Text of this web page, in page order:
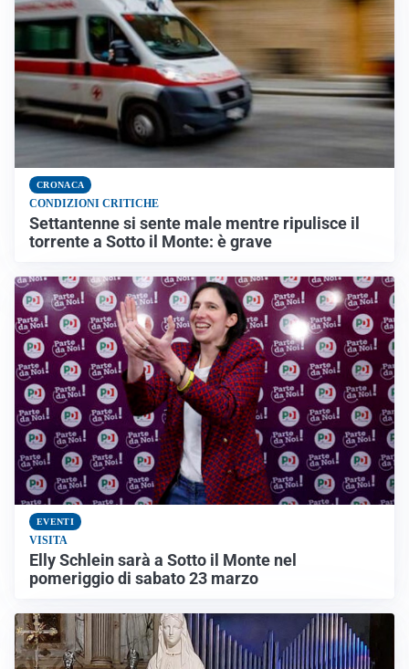
CRONACA
CONDIZIONI CRITICHE
Settantenne si sente male mentre ripulisce il
torrente a Sotto il Monte: è grave
EVENTI
VISITA
Elly Schlein sarà a Sotto il Monte nel
pomeriggio di sabato 23 marzo